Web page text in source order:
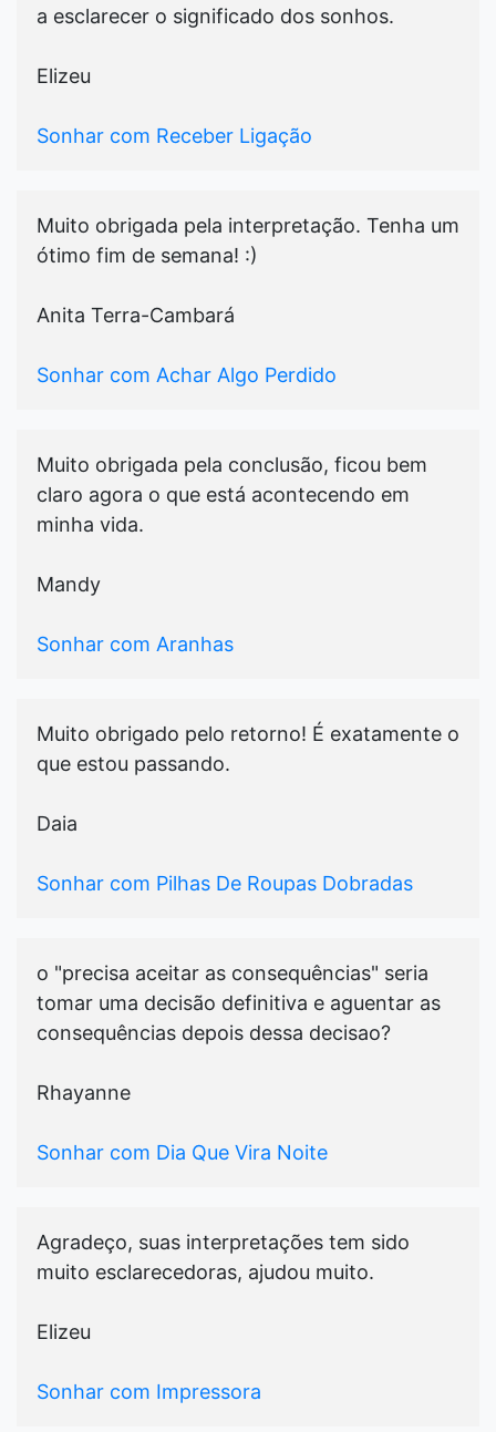
a esclarecer o significado dos sonhos.
Elizeu
Sonhar com Receber Ligação
Muito obrigada pela interpretação. Tenha um
ótimo fim de semana! :)
Anita Terra-Cambará
Sonhar com Achar Algo Perdido
Muito obrigada pela conclusão, ficou bem
claro agora o que está acontecendo em
minha vida.
Mandy
Sonhar com Aranhas
Muito obrigado pelo retorno! É exatamente o
que estou passando.
Daia
Sonhar com Pilhas De Roupas Dobradas
o "precisa aceitar as consequências" seria
tomar uma decisão definitiva e aguentar as
consequências depois dessa decisao?
Rhayanne
Sonhar com Dia Que Vira Noite
Agradeço, suas interpretações tem sido
muito esclarecedoras, ajudou muito.
Elizeu
Sonhar com Impressora